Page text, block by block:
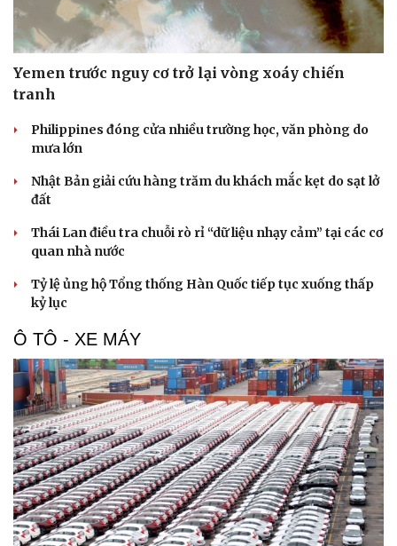
Cải chính
Yemen trước nguy cơ trở lại vòng xoáy chiến
tranh
Philippines đóng cửa nhiều trường học, văn phòng do
mưa lớn
Nhật Bản giải cứu hàng trăm du khách mắc kẹt do sạt lở
đất
Thái Lan điều tra chuỗi rò rỉ “dữ liệu nhạy cảm” tại các cơ
quan nhà nước
Tỷ lệ ủng hộ Tổng thống Hàn Quốc tiếp tục xuống thấp
kỷ lục
Ô TÔ - XE MÁY